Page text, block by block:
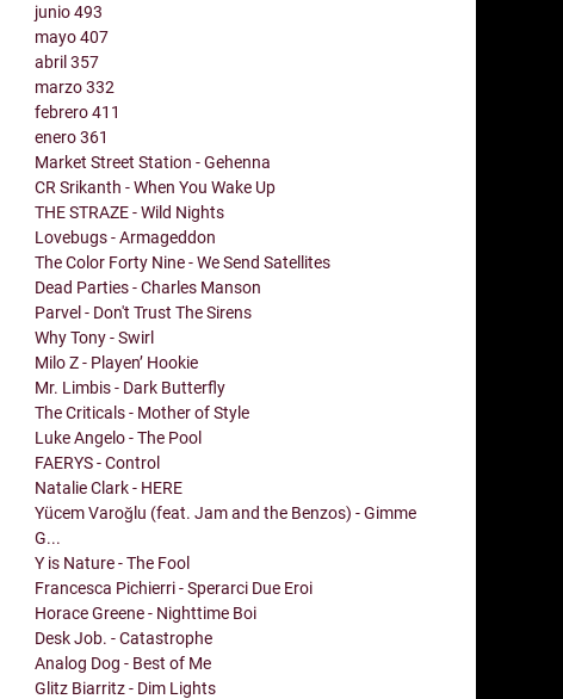
junio493
mayo407
abril357
marzo332
febrero411
enero361
Market Street Station - Gehenna
CR Srikanth - When You Wake Up
THE STRAZE - Wild Nights
Lovebugs - Armageddon
The Color Forty Nine - We Send Satellites
Dead Parties - Charles Manson
Parvel - Don't Trust The Sirens
Why Tony - Swirl
Milo Z - Playen’ Hookie
Mr. Limbis - Dark Butterfly
The Criticals - Mother of Style
Luke Angelo - The Pool
FAERYS - Control
Natalie Clark - HERE
Yücem Varoğlu (feat. Jam and the Benzos) - Gimme
G...
Y is Nature - The Fool
Francesca Pichierri - Sperarci Due Eroi
Horace Greene - Nighttime Boi
Desk Job. - Catastrophe
Analog Dog - Best of Me
Glitz Biarritz - Dim Lights